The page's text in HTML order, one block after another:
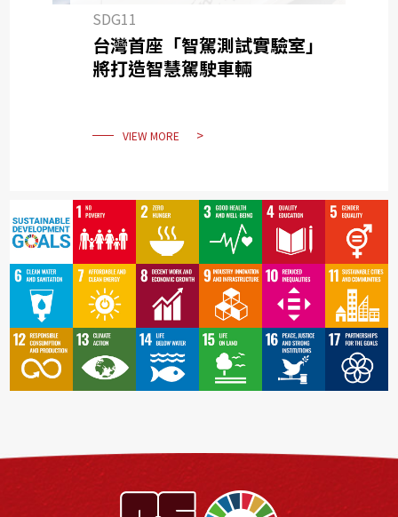
SDG11
台灣首座「智駕測試實驗室」
將打造智慧駕駛車輛
VIEW MORE